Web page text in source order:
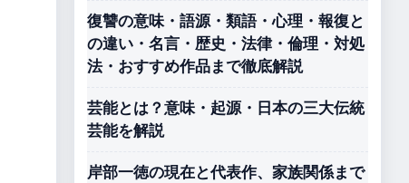
復讐の意味・語源・類語・心理・報復と
の違い・名言・歴史・法律・倫理・対処
法・おすすめ作品まで徹底解説
芸能とは？意味・起源・日本の三大伝統
芸能を解説
岸部一徳の現在と代表作、家族関係まで